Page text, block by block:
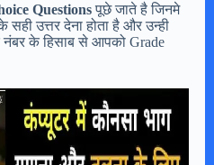
Questionsपूछे जाते है जिनमे
उत्तर देना होता है और उन्ही
नंबर के हिसाब से आपको Grade